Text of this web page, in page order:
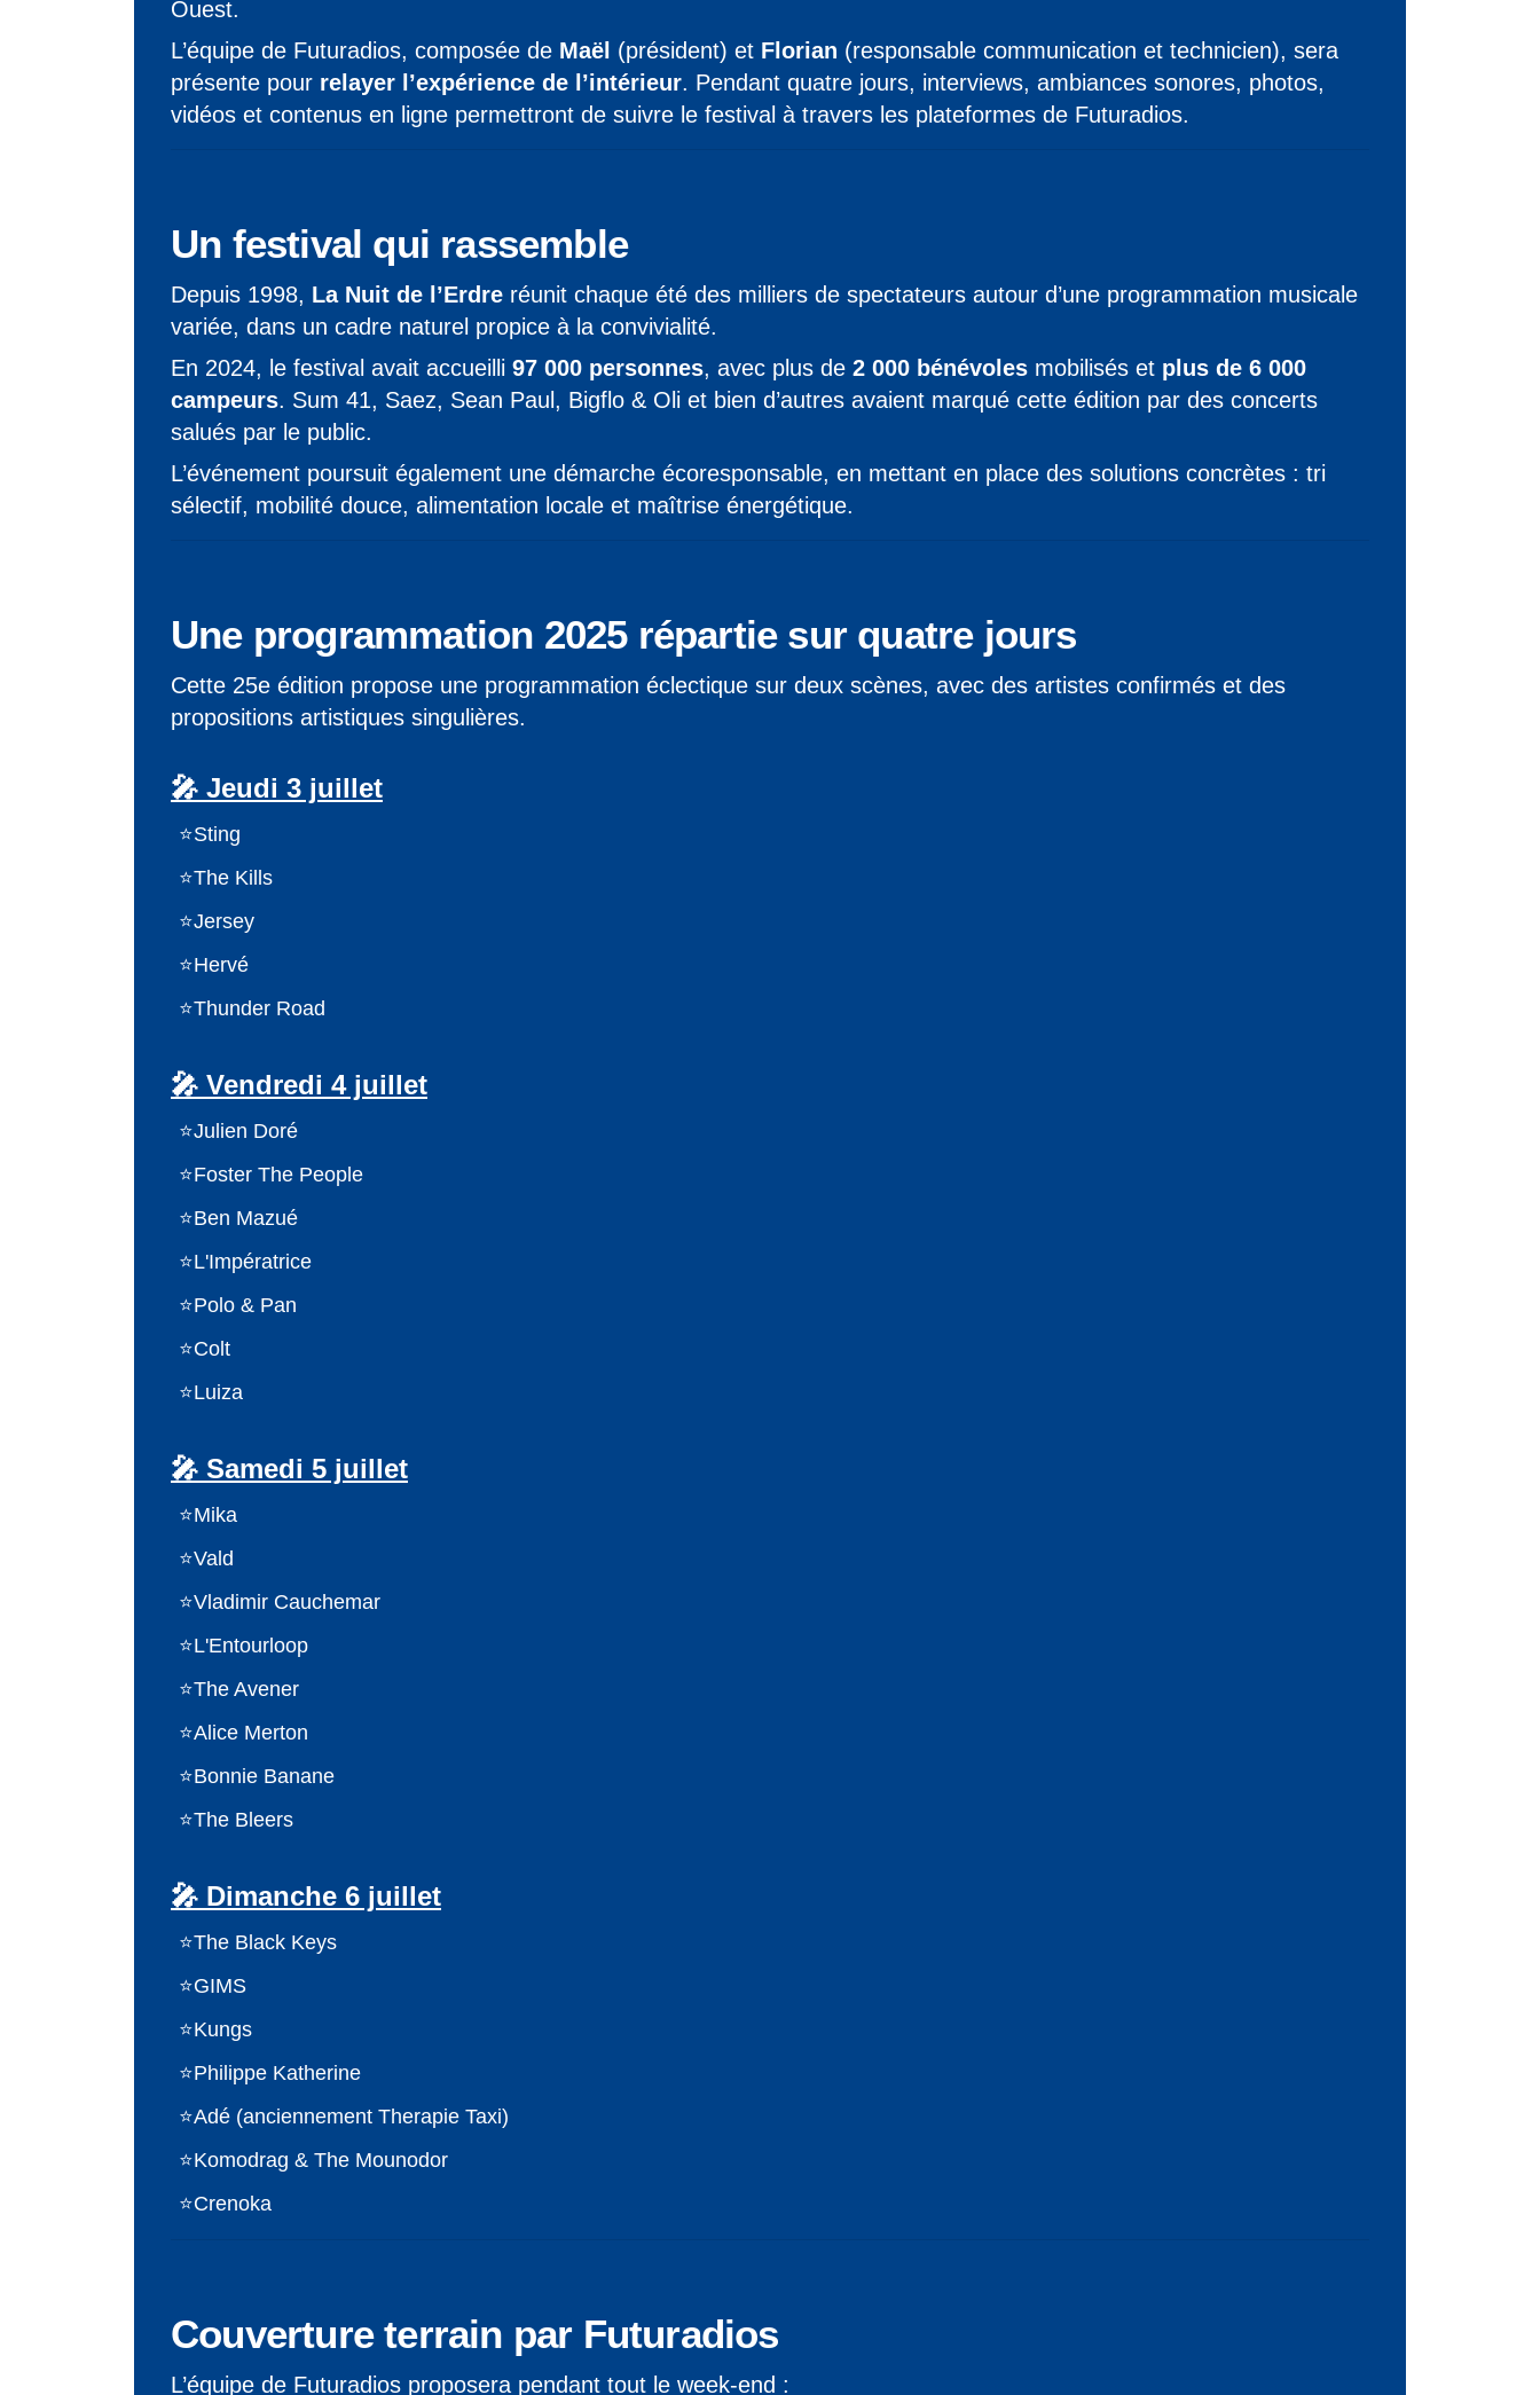
Ouest.
L’équipe de Futuradios, composée de Maël (président) et Florian (responsable communication et technicien), sera
présente pour relayer l’expérience de l’intérieur. Pendant quatre jours, interviews, ambiances sonores, photos,
vidéos et contenus en ligne permettront de suivre le festival à travers les plateformes de Futuradios.
Un festival qui rassemble
Depuis 1998, La Nuit de l’Erdre réunit chaque été des milliers de spectateurs autour d’une programmation musicale
variée, dans un cadre naturel propice à la convivialité.
En 2024, le festival avait accueilli 97 000 personnes, avec plus de 2 000 bénévoles mobilisés et plus de 6 000
campeurs. Sum 41, Saez, Sean Paul, Bigflo & Oli et bien d’autres avaient marqué cette édition par des concerts
salués par le public.
L’événement poursuit également une démarche écoresponsable, en mettant en place des solutions concrètes : tri
sélectif, mobilité douce, alimentation locale et maîtrise énergétique.
Une programmation 2025 répartie sur quatre jours
Cette 25e édition propose une programmation éclectique sur deux scènes, avec des artistes confirmés et des
propositions artistiques singulières.
🎤 Jeudi 3 juillet
Sting
The Kills
Jersey
Hervé
Thunder Road
🎤 Vendredi 4 juillet
Julien Doré
Foster The People
Ben Mazué
L'Impératrice
Polo & Pan
Colt
Luiza
🎤 Samedi 5 juillet
Mika
Vald
Vladimir Cauchemar
L'Entourloop
The Avener
Alice Merton
Bonnie Banane
The Bleers
🎤 Dimanche 6 juillet
The Black Keys
GIMS
Kungs
Philippe Katherine
Adé (anciennement Therapie Taxi)
Komodrag & The Mounodor
Crenoka
Couverture terrain par Futuradios
L’équipe de Futuradios proposera pendant tout le week-end :